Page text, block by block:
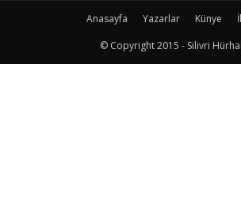
Anasayfa Yazarlar Künye
© Copyright 2015 - Silivri